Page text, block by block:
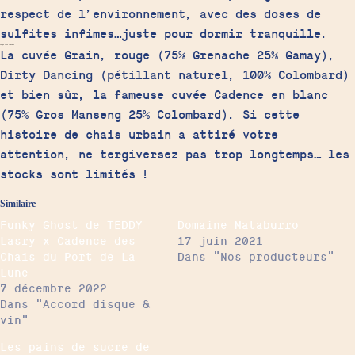
respect de l’environnement, avec des doses de
sulfites infimes…juste pour dormir tranquille.
Dispo chez Cadence
La cuvée Grain, rouge (75% Grenache 25% Gamay),
Dirty Dancing (pétillant naturel, 100% Colombard)
et bien sûr, la fameuse cuvée Cadence en blanc
(75% Gros Manseng 25% Colombard). Si cette
histoire de chais urbain a attiré votre
attention, ne tergiversez pas trop longtemps… les
stocks sont limités !
Similaire
Funky Ghost de TEDDY
Lasry x Cadence des
Chais du Port de La
Lune
7 décembre 2022
Dans "Accord disque &
vin"
Domaine Mataburro
17 juin 2021
Dans "Nos producteurs"
Les pains de sucre de